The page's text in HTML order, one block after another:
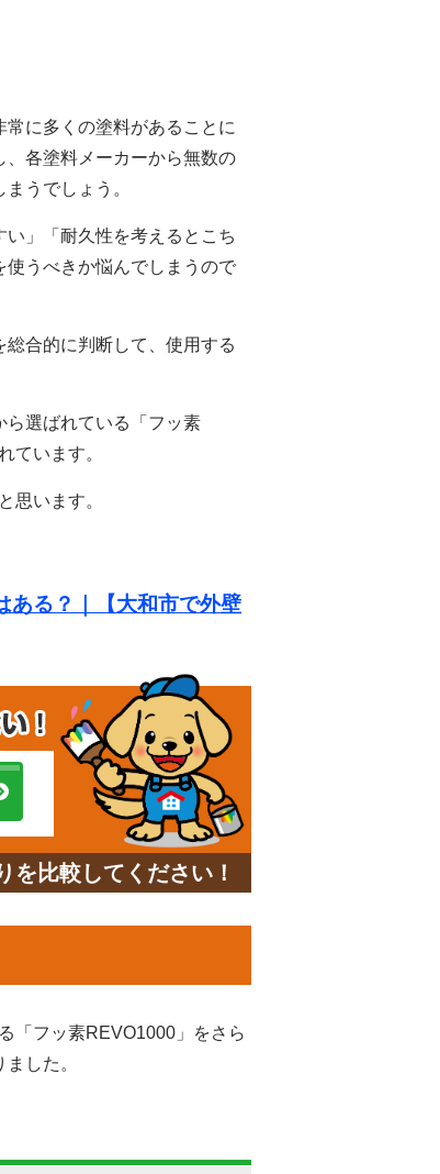
に多くの塗料があることに
各塗料メーカーから無数の
うでしょう。
」「耐久性を考えるとこち
うべきか悩んでしまうので
合的に判断して、使用する
ら選ばれている「フッ素
ています。
思います。
ある？｜【大和市で外壁
比較してください！
「フッ素REVO1000」をさら
した。